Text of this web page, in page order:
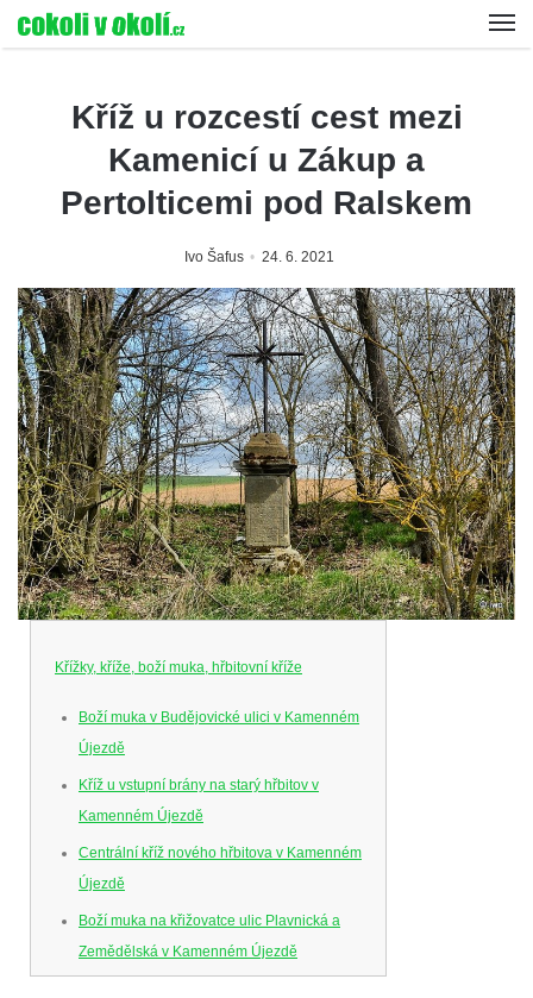
Kříž u rozcestí cest mezi
Kamenicí u Zákup a
Pertolticemi pod Ralskem
Ivo Šafus 24. 6. 2021
Křížky, kříže, boží muka, hřbitovní kříže
Boží muka v Budějovické ulici v Kamenném
Újezdě
Kříž u vstupní brány na starý hřbitov v
Kamenném Újezdě
Centrální kříž nového hřbitova v Kamenném
Újezdě
Boží muka na křižovatce ulic Plavnická a
Zemědělská v Kamenném Újezdě